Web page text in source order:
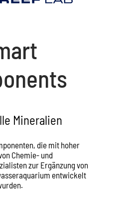
Mineralien
die mit hoher
Chemie- und
zur Ergänzung von
entwickelt